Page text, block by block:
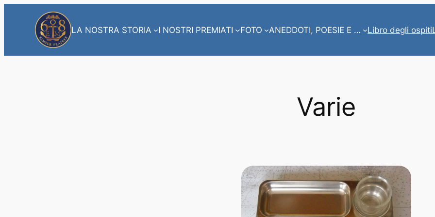
contenuto
LA NOSTRA STORIA I NOSTRI PREMIATI FOTO ANEDDOTI, POESIE E … Libro degli ospiti
Varie